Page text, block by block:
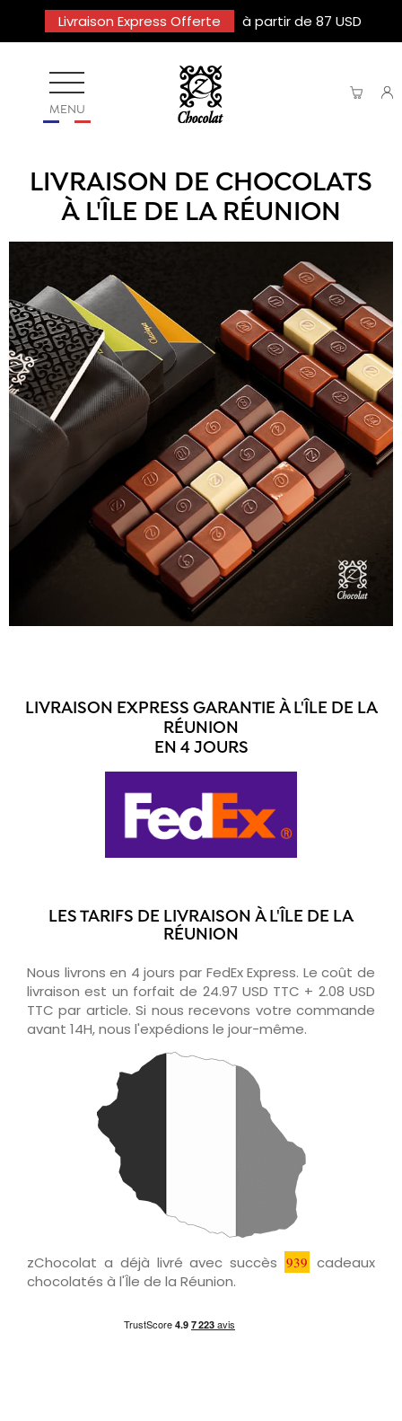
Livraison Express Offerte à partir de 87 USD
MENU
LIVRAISON DE CHOCOLATS
À L'ÎLE DE LA RÉUNION
LIVRAISON EXPRESS GARANTIE À L'ÎLE DE LA
RÉUNION
EN 4 JOURS
LES TARIFS DE LIVRAISON À L'ÎLE DE LA
RÉUNION
Nous livrons en 4 jours par FedEx Express. Le coût de
livraison est un forfait de 24.97 USD TTC + 2.08 USD
TTC par article. Si nous recevons votre commande
avant 14H, nous l'expédions le jour-même.
zChocolat a déjà livré avec succès 939 cadeaux
chocolatés à l'Île de la Réunion.